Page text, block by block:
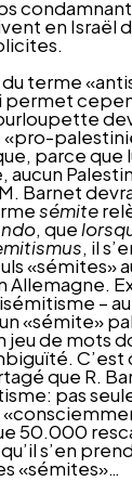
en Israël
terme
permet
parce que
aucun
Barnet
sémite
, que
, il
«sémites»
Allemagne.
– au
«sémite»
jeu de mots
C’est
que R.
pas
50.000
s’en
«sémites»…